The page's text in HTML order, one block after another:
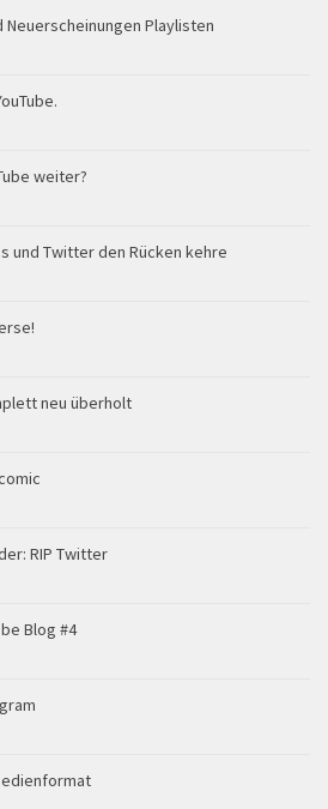
Neuerscheinungen Playlisten
weiter?
und Twitter den Rücken kehre
neu überholt
RIP Twitter
Blog #4